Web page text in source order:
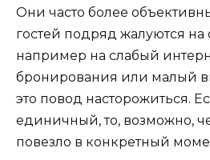
Они часто более
гостей подряд жалуются на
например на слабый
бронирования или малый
это повод насторожиться.
единичный, то, возможно,
повезло в конкретный